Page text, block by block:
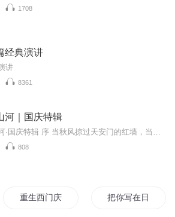
1708
经典演讲
讲
8361
河｜国庆特辑
808
重生西门庆 把你写在日记里